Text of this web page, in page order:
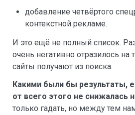
добавление четвёртого
контекстной рекламе.
И это ещё не полный список.
очень негативно отразилось на
сайты получают из поиска.
Какими были бы результаты,
от всего этого не снижалась
только гадать, но между тем